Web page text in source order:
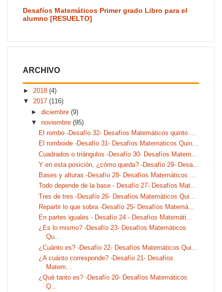
Desafíos Matemáticos Primer grado Libro para el
alumno [RESUELTO]
ARCHIVO
► 2018 (4)
▼ 2017 (116)
► diciembre (9)
▼ noviembre (95)
El rombo -Desafío 32- Desafíos Matemáticos quinto ...
El romboide -Desafío 31- Desafíos Matemáticos Quin...
Cuadrados o triángulos -Desafío 30- Desafíos Matem...
Y en esta posición, ¿cómo queda? -Desafío 29- Desa...
Bases y alturas -Desafío 28- Desafíos Matemáticos ...
Todo depende de la base - Desafío 27- Desafíos Mat...
Tres de tres -Desafío 26- Desafíos Matemáticos Qui...
Repartir lo que sobra -Desafío 25- Desafíos Matemá...
En partes iguales - Desafío 24 - Desafíos Matemáti...
¿Es lo mismo? -Desafío 23- Desafíos Matemáticos
Qu...
¿Cuánto es? -Desafío 22- Desafíos Matemáticos Qui...
¿A cuánto corresponde? -Desafío 21- Desafíos
Matem...
¿Qué tanto es? -Desafío 20- Desafíos Matemáticos
Q...